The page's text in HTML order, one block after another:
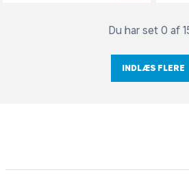
Du har set 0 af
INDLÆS FLERE